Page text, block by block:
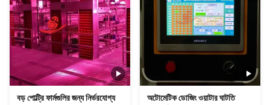
enhancing chickens’ well...
বড় পোল্ট্রি ফার্মগুলির জন্য নির্ভরযোগ্য
অটোমেটিক ডোজিং ওয়াটার ঘাটতি